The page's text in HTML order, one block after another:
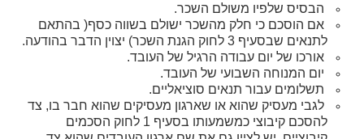
הבסיס שלפיו משולם השכר.
אם הוסכם כי חלק מהשכר ישולם בשווה כסף( בהתאם
לתנאים שבסעיף 3 לחוק הגנת השכר) יצוין הדבר בהודעה.
אורכו של יום עבודה הרגיל של העובד.
יום המנוחה השבועי של העובד.
תשלומים עבור תנאים סוציאליים.
לגבי מעסיק שהוא או שארגון מעסיקים שהוא חבר בו, צד
להסכם קיבוצי כמשמעותו בסעיף 1 לחוק הסכמים